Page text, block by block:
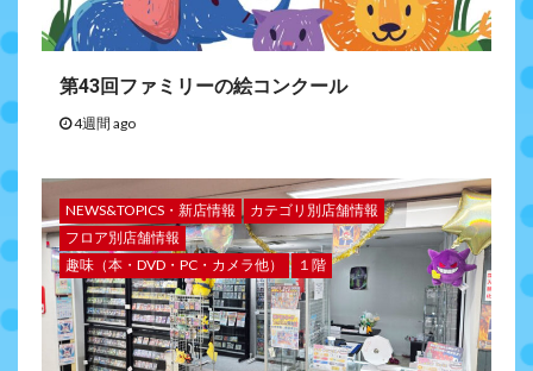
第43回ファミリーの絵コンクール
4週間 ago
NEWS&TOPICS・新店情報
カテゴリ別店舗情報
フロア別店舗情報
趣味（本・DVD・PC・カメラ他）
１階